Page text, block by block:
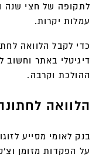
לתקופה של חצי שנה
עמלות יקרות.
כדי לקבל הלוואה
דיגיטלי באתר
ההולכת וקרבה.
הלוואה
בנק לאומי מסייע
על הפקדות מזומן